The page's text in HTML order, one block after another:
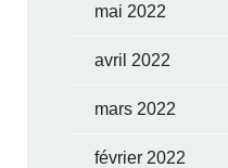
mai 2022
avril 2022
mars 2022
février 2022